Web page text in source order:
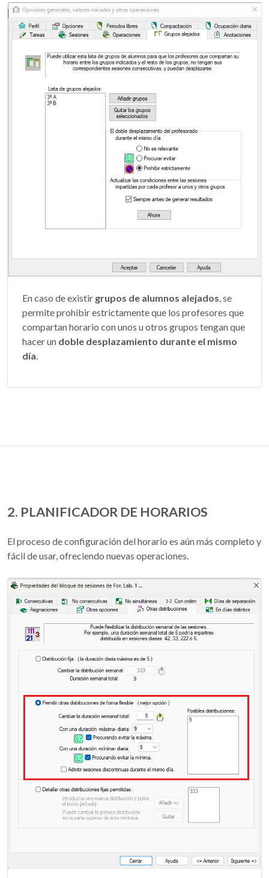
En caso de existir grupos de alumnos alejados , se
permite prohibir estrictamente que los profesores que
compartan horario con unos u otros grupos tengan que
hacer un doble desplazamiento durante el mismo
día
2. PLANIFICADOR DE HORARIOS
El proceso de configuración del horario es aún más completo y
fácil de usar, ofreciendo nuevas operaciones.